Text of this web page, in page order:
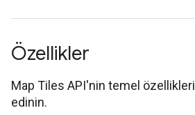
Özellikler
Map Tiles API'nin temel özellikleri
edinin.